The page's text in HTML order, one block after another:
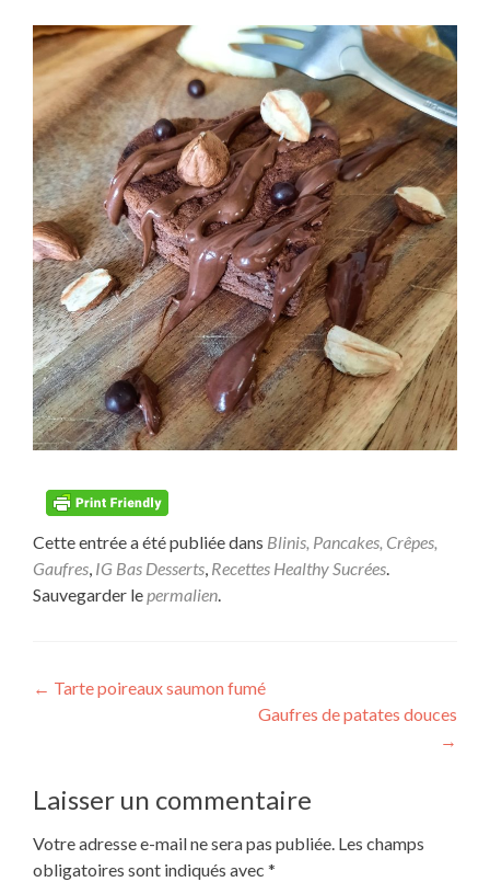
Cette entrée a été publiée dans Blinis, Pancakes, Crêpes,
Gaufres, IG Bas Desserts, Recettes Healthy Sucrées.
Sauvegarder lepermalien.
Navigation
← Tarte poireaux saumon fumé
Gaufres de patates douces
→
Laisser un commentaire
Votre adresse e-mail ne sera pas publiée. Les champs
obligatoires sont indiqués avec *